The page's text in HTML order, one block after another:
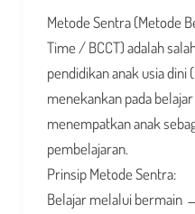
Metode Sentra (Metode
Time / BCCT) adalah
pendidikan anak usia dini
menekankan pada
menempatkan anak
pembelajaran.
Prinsip Metode Sentra:
Belajar melalui bermain